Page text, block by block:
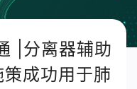
|分离器辅助
成功用于肺